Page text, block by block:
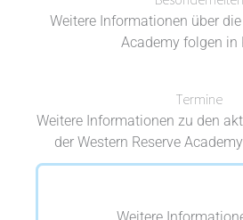
Weitere Informationen über
Academy folgen in
Termine
Weitere Informationen zu den
der Western Reserve